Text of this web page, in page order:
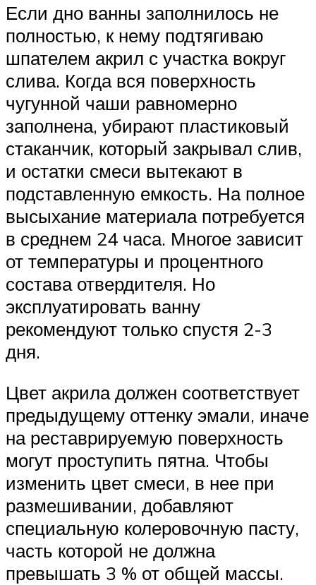
Если дно ванны заполнилось не
полностью, к нему подтягиваю
шпателем акрил с участка вокруг
слива. Когда вся поверхность
чугунной чаши равномерно
заполнена, убирают пластиковый
стаканчик, который закрывал слив,
и остатки смеси вытекают в
подставленную емкость. На полное
высыхание материала потребуется
в среднем 24 часа. Многое зависит
от температуры и процентного
состава отвердителя. Но
эксплуатировать ванну
рекомендуют только спустя 2-3
дня.
Цвет акрила должен соответствует
предыдущему оттенку эмали, иначе
на реставрируемую поверхность
могут проступить пятна. Чтобы
изменить цвет смеси, в нее при
размешивании, добавляют
специальную колеровочную пасту,
часть которой не должна
превышать 3 % от общей массы.